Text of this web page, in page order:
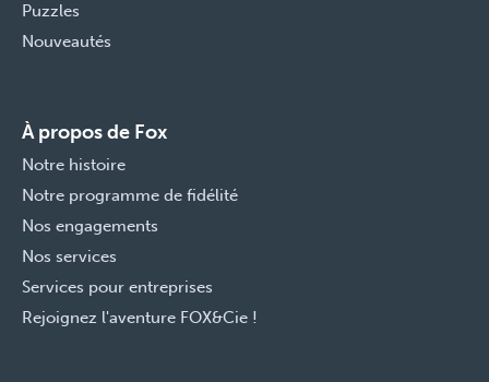
Puzzles
Nouveautés
À propos de Fox
Notre histoire
Notre programme de fidélité
Nos engagements
Nos services
Services pour entreprises
Rejoignez l'aventure FOX&Cie !